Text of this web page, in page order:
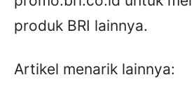
produk BRI lainnya.
Artikel menarik lainnya: